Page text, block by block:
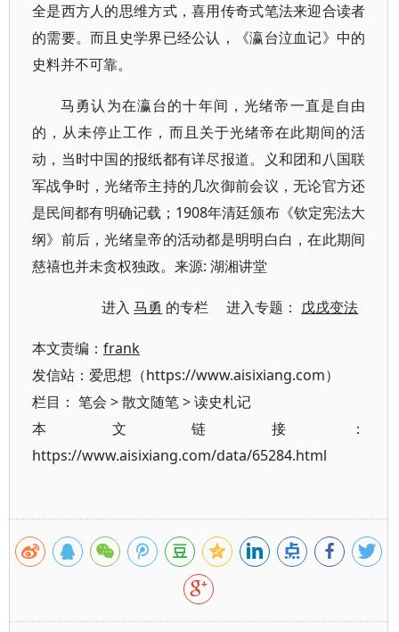
全是西方人的思维方式，喜用传奇式笔法来迎合读者
的需要。而且史学界已经公认，《瀛台泣血记》中的
史料并不可靠。
马勇认为在瀛台的十年间，光绪帝一直是自由
的，从未停止工作，而且关于光绪帝在此期间的活
动，当时中国的报纸都有详尽报道。义和团和八国联
军战争时，光绪帝主持的几次御前会议，无论官方还
是民间都有明确记载；1908年清廷颁布《钦定宪法大
纲》前后，光绪皇帝的活动都是明明白白，在此期间
慈禧也并未贪权独政。来源: 湖湘讲堂
进入马勇 的专栏 进入专题： 戊戌变法
本文责编： frank
发信站：爱思想（https://www.aisixiang.com）
栏目： 笔会 >散文随笔>读史札记
本文链接：
https://www.aisixiang.com/data/65284.html